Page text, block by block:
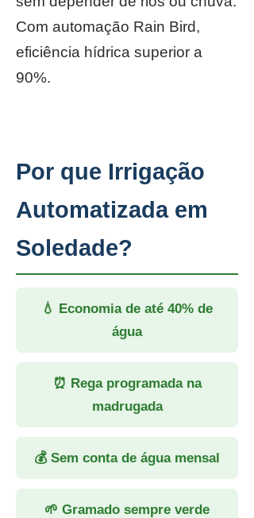
Com automação Rain Bird,
eficiência hídrica superior a
90%.
Por que Irrigação
Automatizada em
Soledade?
💧 Economia de até 40% de
água
⏰ Rega programada na
madrugada
💰 Sem conta de água mensal
🌱 Gramado sempre verde